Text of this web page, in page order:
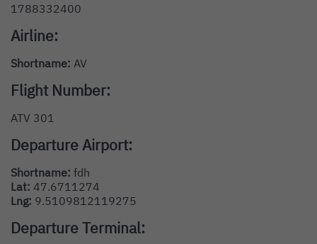
1788332400
Airline:
Shortname: AV
Flight Number:
ATV 301
Departure Airport:
Shortname: fdh
Lat: 47.6711274
Lng: 9.5109812119275
Departure Terminal: